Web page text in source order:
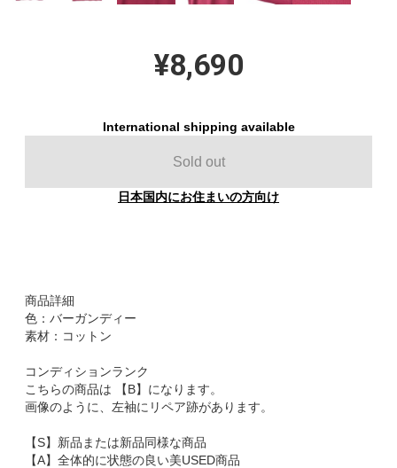
¥8,690
International shipping available
Sold out
日本国内にお住まいの方向け
商品詳細
色：バーガンディー
素材：コットン
コンディションランク
こちらの商品は 【B】になります。
画像のように、左袖にリペア跡があります。
【S】新品または新品同様な商品
【A】全体的に状態の良い美USED商品